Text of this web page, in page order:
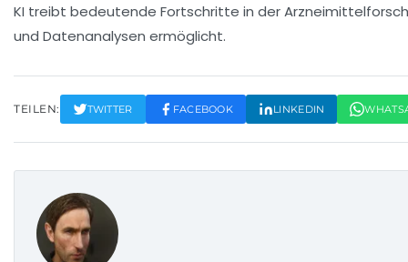
KI treibt bedeutende Fortschritte in der
und Datenanalysen ermöglicht.
TEILEN: TWITTER FACEBOOK LINKEDIN